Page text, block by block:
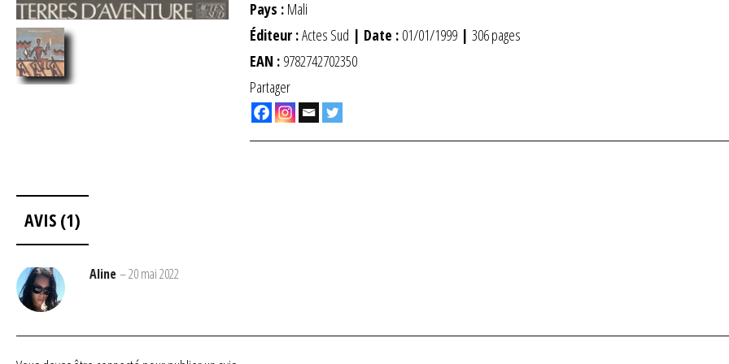
Pays : Mali
Éditeur :Actes Sud | Date : 01/01/1999| 306 pages
EAN : 9782742702350
Partager
AVIS (1)
Aline–20 mai 2022